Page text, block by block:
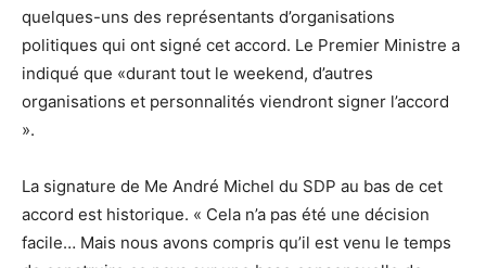
quelques-uns des représentants d’organisations
politiques qui ont signé cet accord. Le Premier Ministre a
indiqué que «durant tout le weekend, d’autres
organisations et personnalités viendront signer l’accord
».
La signature de Me André Michel du SDP au bas de cet
accord est historique. « Cela n’a pas été une décision
facile… Mais nous avons compris qu’il est venu le temps